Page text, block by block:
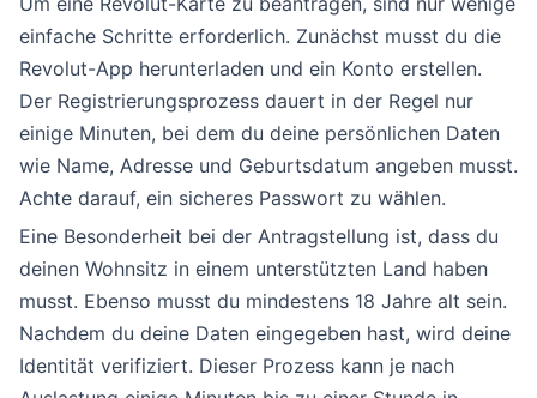
einfache Schritte erforderlich. Zunächst musst du die
Revolut-App herunterladen und ein Konto erstellen.
Der Registrierungsprozess dauert in der Regel nur
einige Minuten, bei dem du deine persönlichen Daten
wie Name, Adresse und Geburtsdatum angeben musst.
Achte darauf, ein sicheres Passwort zu wählen.
Eine Besonderheit bei der Antragstellung ist, dass du
deinen Wohnsitz in einem unterstützten Land haben
musst. Ebenso musst du mindestens 18 Jahre alt sein.
Nachdem du deine Daten eingegeben hast, wird deine
Identität verifiziert. Dieser Prozess kann je nach